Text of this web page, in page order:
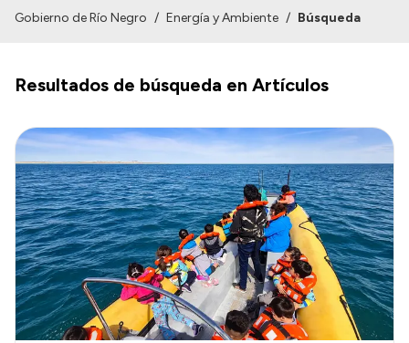
Misión
Autoridades
Normativa
Reportes
Transparencia
Presupuesto
Boletín Oficial
Gobierno de Río Negro / Energía y Ambiente / Búsqueda
Resultados de búsqueda en Artículos